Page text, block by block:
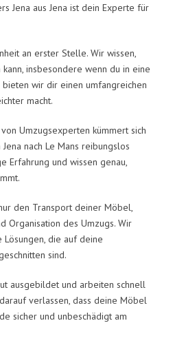
Jena aus Jena ist dein Experte für
an erster Stelle. Wir wissen,
insbesondere wenn du in eine
wir dir einen umfangreichen
macht.
Umzugsexperten kümmert sich
nach Le Mans reibungslos
Erfahrung und wissen genau,
den Transport deiner Möbel,
Organisation des Umzugs. Wir
die auf deine
sind.
ausgebildet und arbeiten schnell
verlassen, dass deine Möbel
sicher und unbeschädigt am